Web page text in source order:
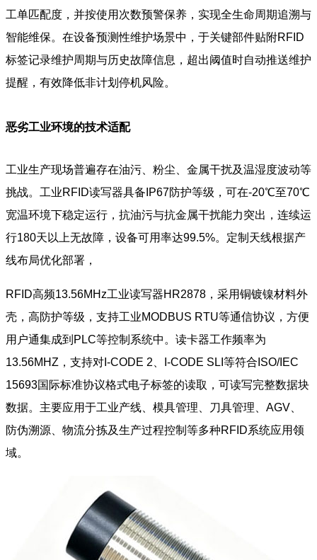
工单匹配度，并按使用次数预警保养，实现全生命周期追溯与
智能维保。在设备预测性维护场景中，于关键部件贴附RFID
标签记录维护周期与历史故障信息，超出阈值时自动推送维护
提醒，有效降低非计划停机风险。
恶劣工业环境的技术适配
工业生产现场普遍存在油污、粉尘、金属干扰及温湿度波动等
挑战。工业RFID读写器具备IP67防护等级，可在-20℃至70℃
宽温环境下稳定运行，抗油污与抗金属干扰能力突出，连续运
行180天以上无故障，设备可用率达99.5%。定制天线根据产
线布局优化部署，
RFID高频13.56MHz工业读写器HR2878，采用铜镀镍材料外
壳，高防护等级，支持工业MODBUS RTU等通信协议，方便
用户通集成到PLC等控制系统中。读卡器工作频率为
13.56MHZ，支持对I-CODE 2、I-CODE SLI等符合ISO/IEC
15693国际标准协议格式电子标签的读取，可读写完整数据块
数据。主要应用于工业产线、模具管理、刀具管理、AGV、
防伪溯源、物流分拣及生产过程控制等多种RFID系统应用领
域。